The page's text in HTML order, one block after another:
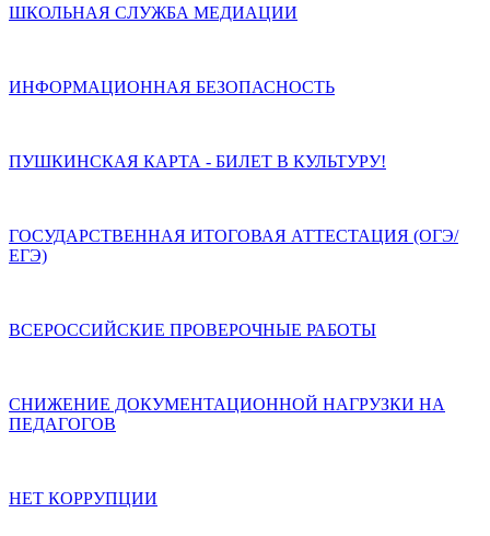
ШКОЛЬНАЯ СЛУЖБА МЕДИАЦИИ
ИНФОРМАЦИОННАЯ БЕЗОПАСНОСТЬ
ПУШКИНСКАЯ КАРТА - БИЛЕТ В КУЛЬТУРУ!
ГОСУДАРСТВЕННАЯ ИТОГОВАЯ АТТЕСТАЦИЯ (ОГЭ/
ЕГЭ)
ВСЕРОССИЙСКИЕ ПРОВЕРОЧНЫЕ РАБОТЫ
СНИЖЕНИЕ ДОКУМЕНТАЦИОННОЙ НАГРУЗКИ НА
ПЕДАГОГОВ
НЕТ КОРРУПЦИИ